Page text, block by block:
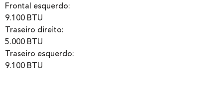
Frontal esquerdo:
9.100 BTU
Traseiro direito:
5.000 BTU
Traseiro esquerdo:
9.100 BTU